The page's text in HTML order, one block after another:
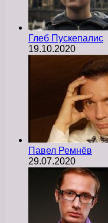
Глеб Пускепалис
19.10.2020
Павел Ремнёв
29.07.2020